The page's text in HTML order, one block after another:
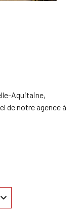
Aquitaine,
de notre agence à